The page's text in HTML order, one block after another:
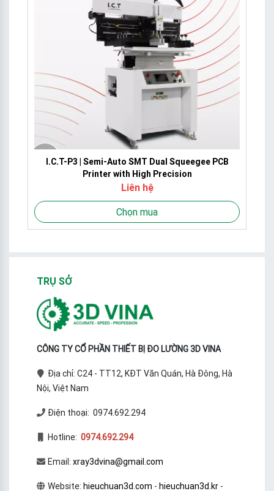
I.C.T-P3 | Semi-Auto SMT Dual Squeegee PCB
Printer with High Precision
Liên hệ
Chọn mua
TRỤ SỞ
CÔNG TY CỔ PHẦN THIẾT BỊ ĐO LƯỜNG 3D VINA
Địa chỉ: C24 - TT12, KĐT Văn Quán, Hà Đông, Hà
Nội, Việt Nam
Điện thoại: 0974.692.294
Hotline: 0974.692.294
Email: xray3dvina@gmail.com
Website: hieuchuan3d.com - hieuchuan3d.kr-